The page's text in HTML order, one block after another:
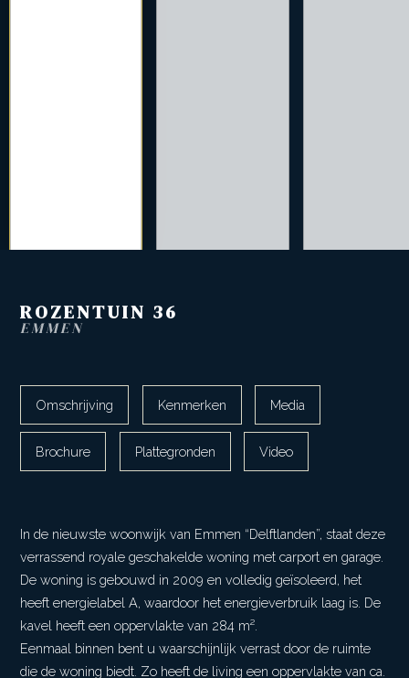
ROZENTUIN 36
EMMEN
Omschrijving Kenmerken Media
Brochure Plattegronden Video
In de nieuwste woonwijk van Emmen “Delftlanden”, staat deze
verrassend royale geschakelde woning met carport en garage.
De woning is gebouwd in 2009 en volledig geïsoleerd, het
heeft energielabel A, waardoor het energieverbruik laag is. De
kavel heeft een oppervlakte van 284 m².
Eenmaal binnen bent u waarschijnlijk verrast door de ruimte
die de woning biedt. Zo heeft de living een oppervlakte van ca.